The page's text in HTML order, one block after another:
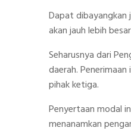
Dapat dibayangkan
akan jauh lebih
Seharusnya dari
daerah.
pihak ketiga.
Penyertaan modal
menanamkan